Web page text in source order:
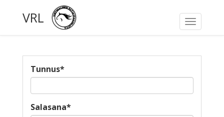
Toggle
VRL
Tunnus*
Salasana*